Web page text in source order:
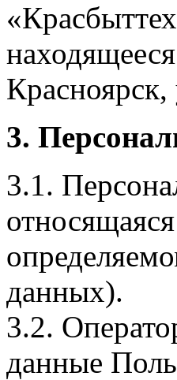
3.
3.1.
данных).
3.2.
данные